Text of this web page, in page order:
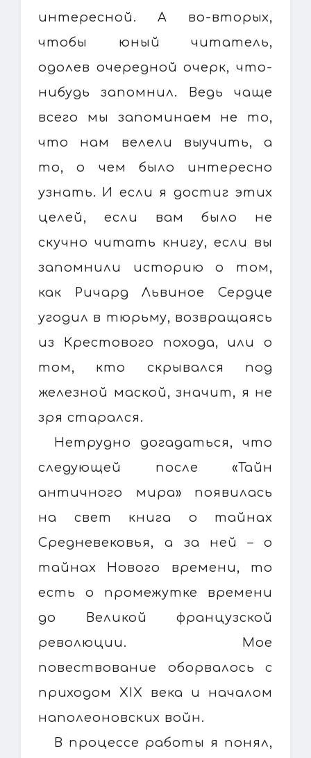
интересной. А во-вторых,
чтобы юный читатель,
одолев очередной очерк, что-
нибудь запомнил. Ведь чаще
всего мы запоминаем не то,
что нам велели выучить, а
то, о чем было интересно
узнать. И если я достиг этих
целей, если вам было не
скучно читать книгу, если вы
запомнили историю о том,
как Ричард Львиное Сердце
угодил в тюрьму, возвращаясь
из Крестового похода, или о
том, кто скрывался под
железной маской, значит, я не
зря старался.
Нетрудно догадаться, что
следующей после «Тайн
античного мира» появилась
на свет книга о тайнах
Средневековья, а за ней – о
тайнах Нового времени, то
есть о промежутке времени
до Великой французской
революции. Мое
повествование оборвалось с
приходом XIX века и началом
наполеоновских войн.
В процессе работы я понял,